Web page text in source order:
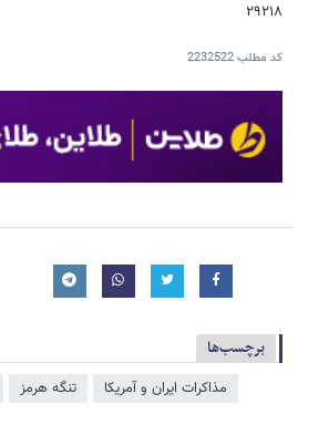
۲۹۲۱۸
کد مطلب2232522
برچسب‌ها
مذاکرات ایران و آمریکا تنگه هرمز